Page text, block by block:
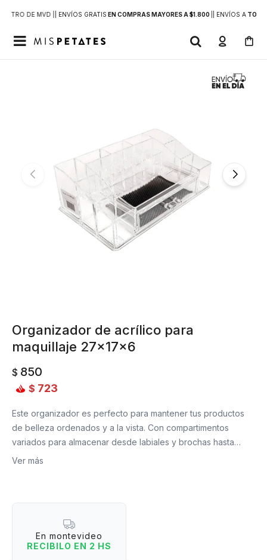
DE MVD | | ENVÍOS GRATIS EN COMPRAS MAYORES A $1.800 | ENVÍOS ATODO

Organizador de acrílico para
maquillaje 27x17x6
$ 850
$ 723
Este organizador es perfecto para mantener tus productos
de belleza ordenados y a la vista. Con compartimentos
variados para almacenar desde labiales y brochas hasta
marcadores y artículos escolares. Su diseño claro permite
y moderno a tu espacio.
Ver más
En montevideo
RECIBILO EN 2 HS